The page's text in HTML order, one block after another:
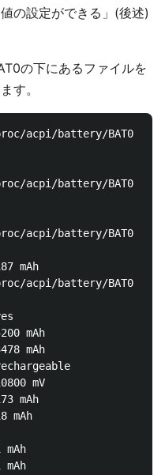
の設定ができる」(後述)
の下にあるファイルを
す。
acpi/battery/BAT0
acpi/battery/BAT0
acpi/battery/BAT0
mAh
acpi/battery/BAT0
mAh
mAh
mV
mAh
mAh